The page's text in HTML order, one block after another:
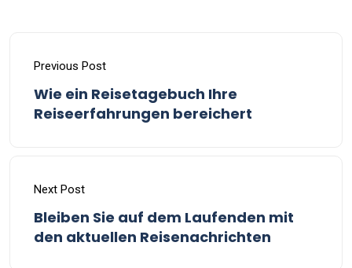
Previous Post
Wie ein Reisetagebuch Ihre
Reiseerfahrungen bereichert
Next Post
Bleiben Sie auf dem Laufenden mit
den aktuellen Reisenachrichten